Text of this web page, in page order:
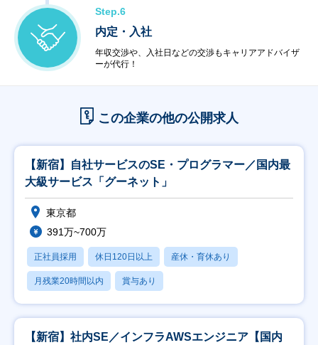
Step.6
内定・入社
年収交渉や、入社日などの交渉もキャリアアドバイザ
ーが代行！
この企業の他の公開求人
【新宿】自社サービスのSE・プログラマー／国内最
大級サービス「グーネット」
東京都
391万~700万
正社員採用 休日120日以上 産休・育休あり
月残業20時間以内 賞与あり
【新宿】社内SE／インフラAWSエンジニア【国内